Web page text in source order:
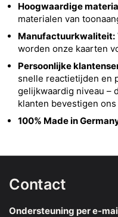
Hoogwaardige
materialen van
Manufactuurkwaliteit:
worden onze kaarten
Persoonlijke
snelle reactietijden en
gelijkwaardig niveau –
klanten bevestigen ons
100% Made in
Contact
Ondersteuning per e-